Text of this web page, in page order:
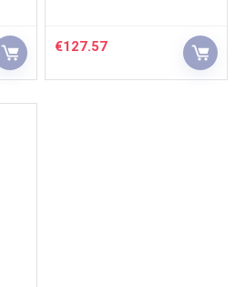
€127.57